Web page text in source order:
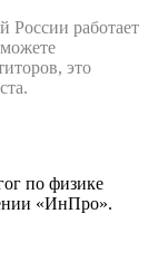
России работает
это
по физике
«ИнПро».